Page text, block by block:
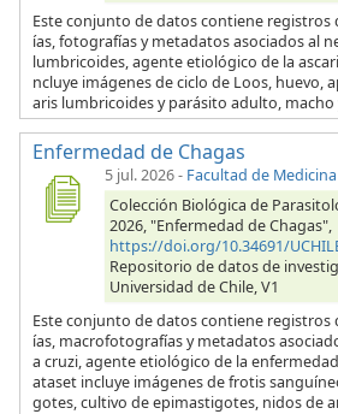
Este conjunto de datos contiene
ías, fotografías y metadatos asociados al
lumbricoides, agente etiológico de la
ncluye imágenes de ciclo de Loos, huevo,
aris lumbricoides y parásito adulto, macho
Enfermedad de Chagas
5 jul. 2026- Facultad de Medicina
Colección Biológica de
2026, "Enfermedad de Chagas",
https://doi.org/10.34691/
Repositorio de datos de
Universidad de Chile, V1
Este conjunto de datos contiene
ías, macrofotografías y metadatos
a cruzi, agente etiológico de la
ataset incluye imágenes de frotis
gotes, cultivo de epimastigotes, nidos de